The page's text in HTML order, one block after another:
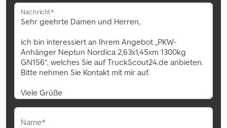
Nachricht*
Name*